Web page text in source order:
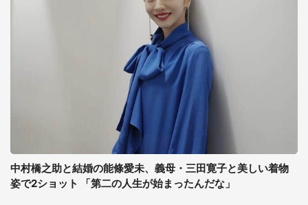
中村橋之助と結婚の能條愛未、義母・三田寛子と美しい着物
姿で2ショット 「第二の人生が始まったんだな」